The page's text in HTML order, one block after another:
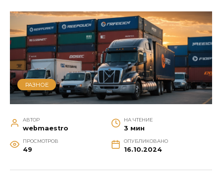
РАЗНОЕ
АВТОР
webmaestro
НА ЧТЕНИЕ
3 мин
ПРОСМОТРОВ
49
ОПУБЛИКОВАНО
16.10.2024